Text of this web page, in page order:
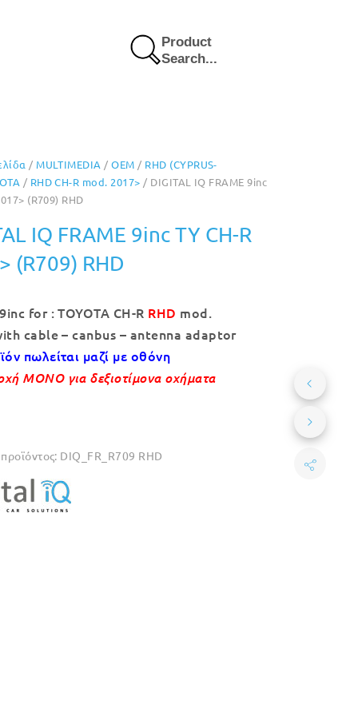
Product
Search...
/ MULTIMEDIA /OEM / RHD (CYPRUS-
/ RHD CH-R mod. 2017> / DIGITAL IQ FRAME 9inc
(R709) RHD
IQ FRAME 9inc TY CH-R
(R709) RHD
for : TOYOTA CH-R RHD mod.
cable – canbus – antenna adaptor
πωλείται μαζί με οθόνη
ΜΟΝΟ για δεξιοτίμονα οχήματα
DIQ_FR_R709 RHD